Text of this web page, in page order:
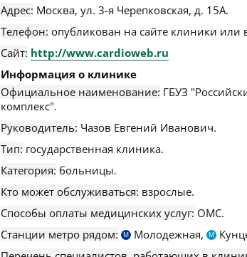
Адрес: Москва, ул. 3-я Черепковская, д. 15А.
Телефон: опубликован на сайте клиники или
Сайт: http://www.cardioweb.ru
Информация о клинике
Официальное наименование: ГБУЗ
комплекс".
Руководитель: Чазов Евгений Иванович.
Тип: государственная клиника.
Категория: больницы.
Кто может обслуживаться: взрослые.
Способы оплаты медицинских услуг: ОМС.
Станции метро рядом:
М Молодежная, М